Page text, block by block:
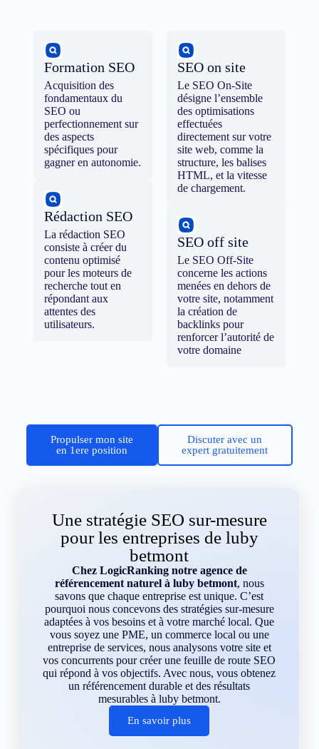
Formation SEO
Acquisition des
fondamentaux du
SEO ou
perfectionnement sur
des aspects
spécifiques pour
gagner en autonomie.
Rédaction SEO
La rédaction SEO
consiste à créer du
contenu optimisé
pour les moteurs de
recherche tout en
répondant aux
attentes des
utilisateurs.
SEO on site
Le SEO On-Site
désigne l’ensemble
des optimisations
effectuées
directement sur votre
site web, comme la
structure, les balises
HTML, et la vitesse
de chargement.
SEO off site
Le SEO Off-Site
concerne les actions
menées en dehors de
votre site, notamment
la création de
backlinks pour
renforcer l’autorité de
votre domaine
Propulser mon site
en 1ere position
Discuter avec un
expert gratuitement
Une stratégie SEO sur-mesure
pour les entreprises de luby
betmont
Chez LogicRanking notre agence de
référencement naturel à luby betmont, nous
savons que chaque entreprise est unique. C’est
pourquoi nous concevons des stratégies sur-mesure
adaptées à vos besoins et à votre marché local. Que
vous soyez une PME, un commerce local ou une
entreprise de services, nous analysons votre site et
vos concurrents pour créer une feuille de route SEO
qui répond à vos objectifs. Avec nous, vous obtenez
un référencement durable et des résultats
mesurables à luby betmont.
En savoir plus